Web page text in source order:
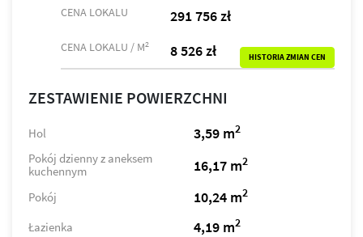
CENA LOKALU 291 756 zł
CENA LOKALU / M2 8 526 zł HISTORIA ZMIAN CEN
ZESTAWIENIE POWIERZCHNI
Hol 3,59 m2
Pokój dzienny z aneksem
kuchennym
16,17 m2
Pokój 10,24 m2
Łazienka 4,19 m2